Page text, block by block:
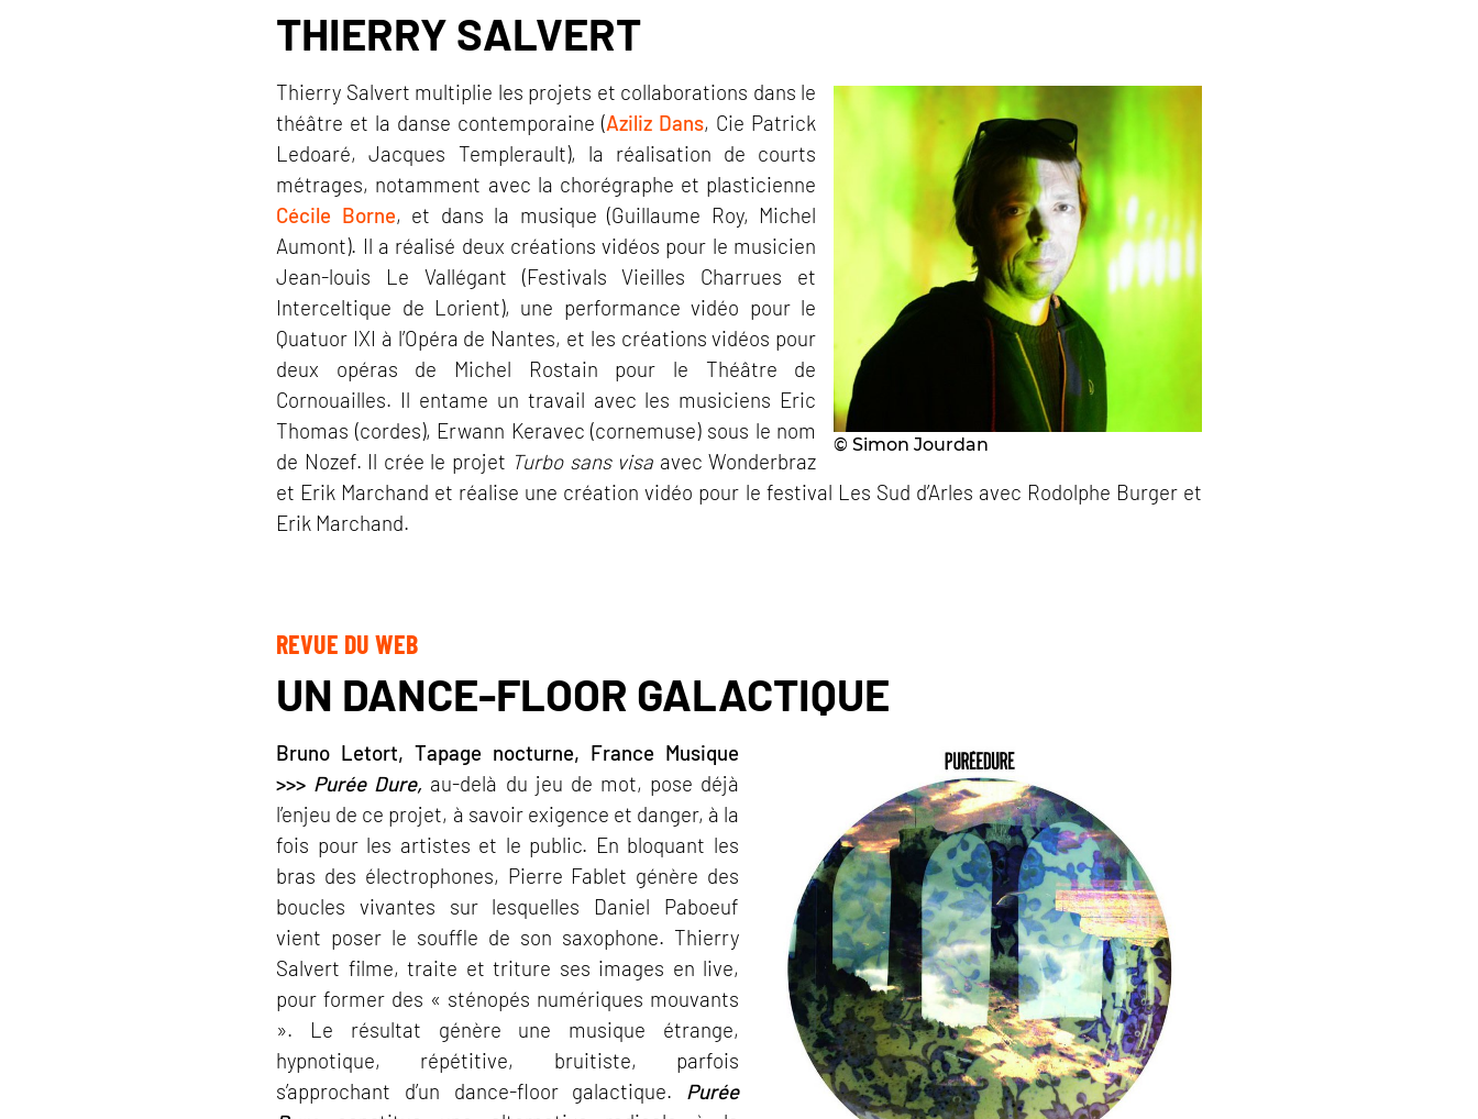
THIERRY SALVERT
© Simon Jourdan
Thierry Salvert multiplie les projets et collaborations dans le
théâtre et la danse contemporaine (Aziliz Dans, Cie Patrick
Ledoaré, Jacques Templerault), la réalisation de courts
métrages, notamment avec la chorégraphe et plasticienne
Cécile Borne, et dans la musique (Guillaume Roy, Michel
Aumont). Il a réalisé deux créations vidéos pour le musicien
Jean‐louis Le Vallégant (Festivals Vieilles Charrues et
Interceltique de Lorient), une performance vidéo pour le
Quatuor IXI à l’Opéra de Nantes, et les créations vidéos pour
deux opéras de Michel Rostain pour le Théâtre de
Cornouailles. Il entame un travail avec les musiciens Eric
Thomas (cordes), Erwann Keravec (cornemuse) sous le nom
de Nozef. Il crée le projet Turbo sans visa avec Wonderbraz
et Erik Marchand et réalise une création vidéo pour le festival Les Sud d’Arles avec Rodolphe Burger et
Erik Marchand.
REVUE DU WEB
UN DANCE-FLOOR GALACTIQUE
Bruno Letort, Tapage nocturne, France Musique
>>> Purée Dure, au-delà du jeu de mot, pose déjà
l’enjeu de ce projet, à savoir exigence et danger, à la
fois pour les artistes et le public. En bloquant les
bras des électrophones, Pierre Fablet génère des
boucles vivantes sur lesquelles Daniel Paboeuf
vient poser le souffle de son saxophone. Thierry
Salvert filme, traite et triture ses images en live,
pour former des « sténopés numériques mouvants
». Le résultat génère une musique étrange,
hypnotique, répétitive, bruitiste, parfois
s’approchant d’un dance-floor galactique. Purée